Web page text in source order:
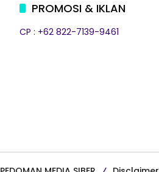
PROMOSI & IKLAN
CP : +62 822-7139-9461